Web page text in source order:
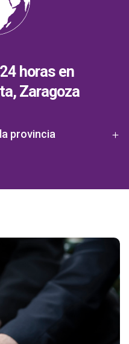
horas en
Zaragoza
provincia